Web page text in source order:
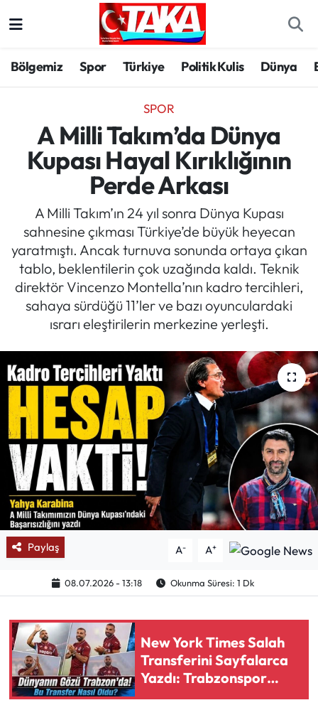
Bölgemiz Spor Türkiye Politik Kulis Dünya
SPOR
A Milli Takım’da Dünya
Kupası Hayal Kırıklığının
Perde Arkası
A Milli Takım’ın 24 yıl sonra Dünya Kupası
sahnesine çıkması Türkiye’de büyük heyecan
yaratmıştı. Ancak turnuva sonunda ortaya çıkan
tablo, beklentilerin çok uzağında kaldı. Teknik
direktör Vincenzo Montella’nın kadro tercihleri,
sahaya sürdüğü 11’ler ve bazı oyunculardaki
ısrarı eleştirilerin merkezine yerleşti.
Paylaş A- A+
08.07.2026 - 13:18 Okunma Süresi: 1 Dk
New York Times Salah
Transferini Sayfalarca
Yazdı: Trabzonspor
Dünyayı Şaşırttı
Spor
Türkiye
Kültür/Sanat
Politik Kulis
Dünya
Magazin
Röportaj
Manşet
Köşe Yazıları
Karikatür Galeri
BIK
ASTROLOJİ
Spor Yazıları
Mektup Galeri
Ekonomi
Trabzon Hava Durumu
Trabzon Trafik Yoğunluk Haritası
Süper Lig Puan Durumu ve Fikstür
Tüm Manşetler
Son Dakika Haberleri
Haber Arşivi